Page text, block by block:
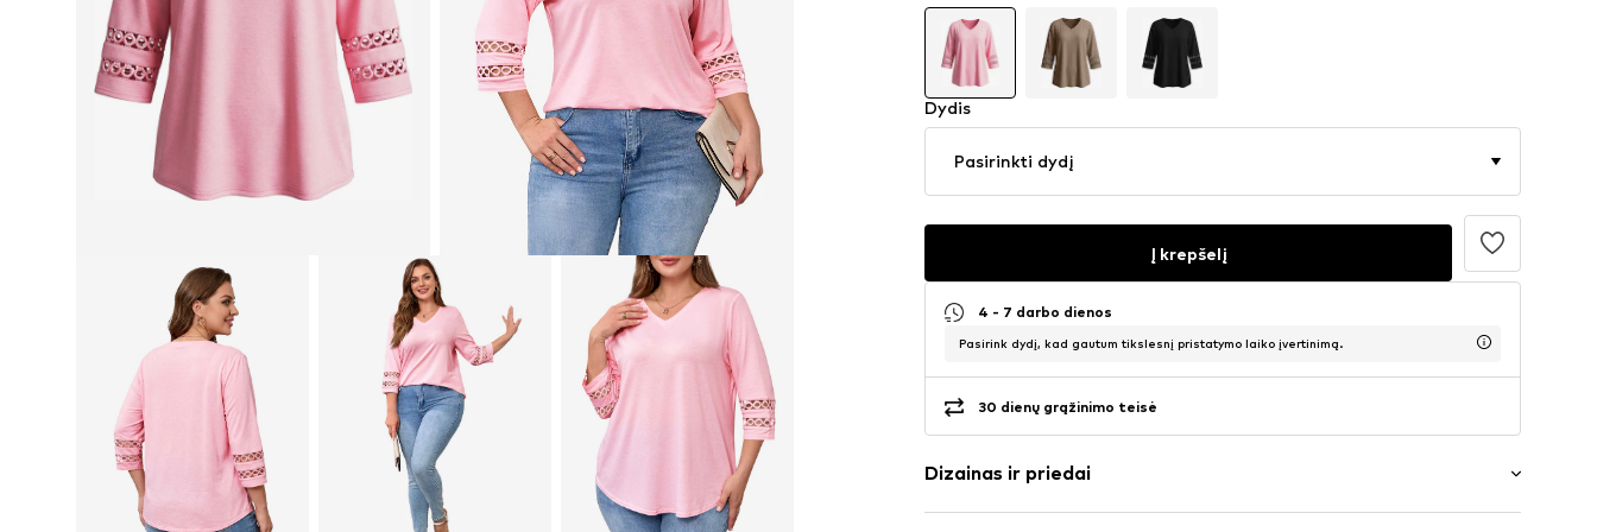
Dydis
Pasirinkti dydį
Į krepšelį
4 - 7 darbo dienos
Pasirink dydį, kad gautum tikslesnį pristatymo laiko įvertinimą.
30 dienų grąžinimo teisė
Dizainas ir priedai